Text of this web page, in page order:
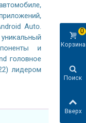
Auto.
и
головное
лидером
Корзина
0
Поиск
Вверх